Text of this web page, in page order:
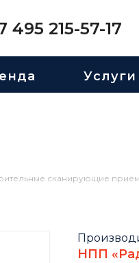
495 215-57-17
Услуги
сканирующие
НПП